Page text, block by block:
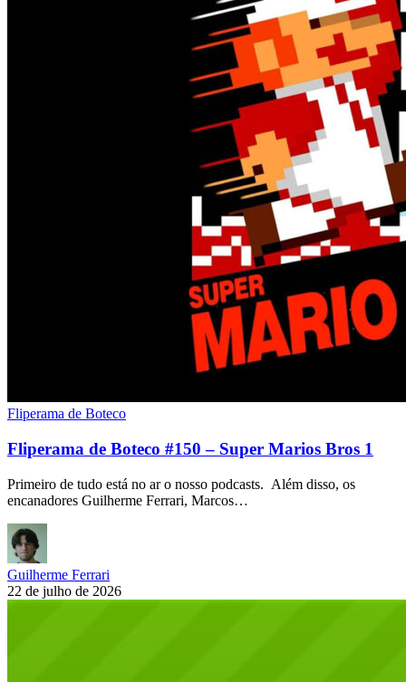
Fliperama de Boteco
Fliperama de Boteco #150 – Super Marios Bros 1
Primeiro de tudo está no ar o nosso podcasts. Além disso, os
encanadores Guilherme Ferrari, Marcos…
Guilherme Ferrari
22 de julho de 2026